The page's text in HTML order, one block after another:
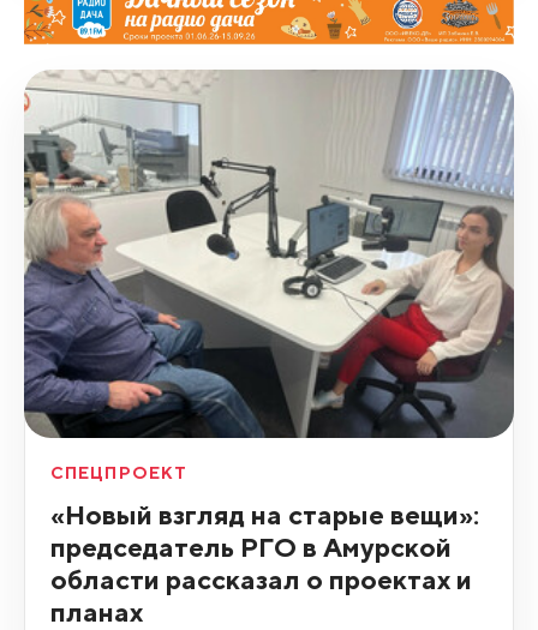
СПЕЦПРОЕКТ
«Новый взгляд на старые вещи»:
председатель РГО в Амурской
области рассказал о проектах и
планах